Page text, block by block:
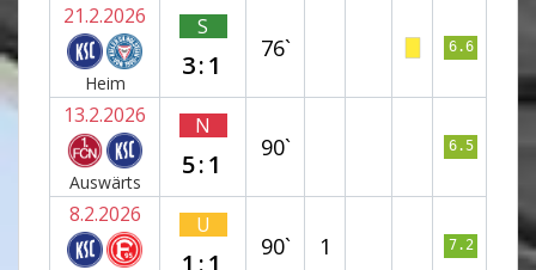
21.2.2026
Heim
S
3:1
76` 6.6
13.2.2026
Auswärts
N
5:1
90` 6.5
8.2.2026 U
1:1
90` 1 7.2